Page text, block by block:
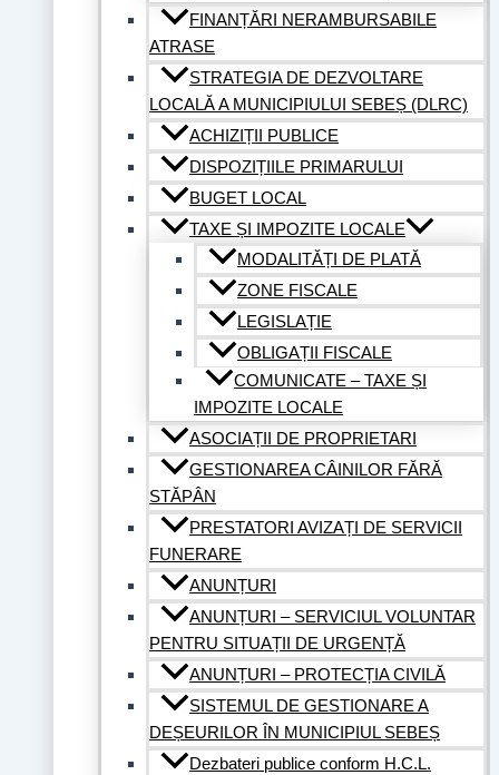
FINANȚĂRI NERAMBURSABILE
ATRASE
STRATEGIA DE DEZVOLTARE
LOCALĂ A MUNICIPIULUI SEBEȘ (DLRC)
ACHIZIȚII PUBLICE
DISPOZIȚIILE PRIMARULUI
BUGET LOCAL
TAXE ȘI IMPOZITE LOCALE
MODALITĂȚI DE PLATĂ
ZONE FISCALE
LEGISLAȚIE
OBLIGAȚII FISCALE
COMUNICATE – TAXE ȘI
IMPOZITE LOCALE
ASOCIAȚII DE PROPRIETARI
GESTIONAREA CÂINILOR FĂRĂ
STĂPÂN
PRESTATORI AVIZAȚI DE SERVICII
FUNERARE
ANUNȚURI
ANUNȚURI – SERVICIUL VOLUNTAR
PENTRU SITUAȚII DE URGENȚĂ
ANUNȚURI – PROTECȚIA CIVILĂ
SISTEMUL DE GESTIONARE A
DEȘEURILOR ÎN MUNICIPIUL SEBEȘ
Dezbateri publice conform H.C.L.